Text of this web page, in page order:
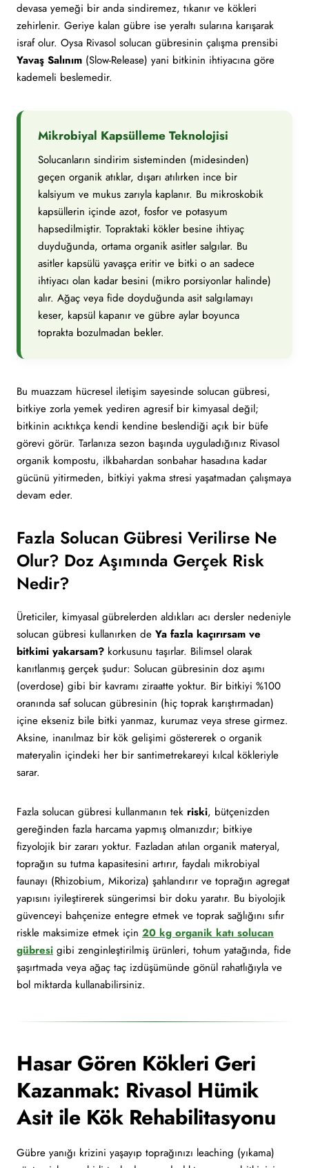
devasa yemeği bir anda sindiremez, tıkanır ve kökleri
zehirlenir. Geriye kalan gübre ise yeraltı sularına karışarak
israf olur. Oysa Rivasol solucan gübresinin çalışma prensibi
Yavaş Salınım (Slow-Release) yani bitkinin ihtiyacına göre
kademeli beslemedir.
Mikrobiyal Kapsülleme Teknolojisi
Solucanların sindirim sisteminden (midesinden)
geçen organik atıklar, dışarı atılırken ince bir
kalsiyum ve mukus zarıyla kaplanır. Bu mikroskobik
kapsüllerin içinde azot, fosfor ve potasyum
hapsedilmiştir. Topraktaki kökler besine ihtiyaç
duyduğunda, ortama organik asitler salgılar. Bu
asitler kapsülü yavaşça eritir ve bitki o an sadece
ihtiyacı olan kadar besini (mikro porsiyonlar halinde)
alır. Ağaç veya fide doyduğunda asit salgılamayı
keser, kapsül kapanır ve gübre aylar boyunca
toprakta bozulmadan bekler.
Bu muazzam hücresel iletişim sayesinde solucan gübresi,
bitkiye zorla yemek yediren agresif bir kimyasal değil;
bitkinin acıktıkça kendi kendine beslendiği açık bir büfe
görevi görür. Tarlanıza sezon başında uyguladığınız Rivasol
organik kompostu, ilkbahardan sonbahar hasadına kadar
gücünü yitirmeden, bitkiyi yakma stresi yaşatmadan çalışmaya
devam eder.
Fazla Solucan Gübresi Verilirse Ne
Olur? Doz Aşımında Gerçek Risk
Nedir?
Üreticiler, kimyasal gübrelerden aldıkları acı dersler nedeniyle
solucan gübresi kullanırken de Ya fazla kaçırırsam ve
bitkimi yakarsam? korkusunu taşırlar. Bilimsel olarak
kanıtlanmış gerçek şudur: Solucan gübresinin doz aşımı
(overdose) gibi bir kavramı ziraatte yoktur. Bir bitkiyi %100
oranında saf solucan gübresinin (hiç toprak karıştırmadan)
içine ekseniz bile bitki yanmaz, kurumaz veya strese girmez.
Aksine, inanılmaz bir kök gelişimi göstererek o organik
materyalin içindeki her bir santimetrekareyi kılcal kökleriyle
sarar.
Fazla solucan gübresi kullanmanın tek riski, bütçenizden
gereğinden fazla harcama yapmış olmanızdır; bitkiye
fizyolojik bir zararı yoktur. Fazladan atılan organik materyal,
toprağın su tutma kapasitesini artırır, faydalı mikrobiyal
faunayı (Rhizobium, Mikoriza) şahlandırır ve toprağın agregat
yapısını iyileştirerek süngerimsi bir doku yaratır. Bu biyolojik
güvenceyi bahçenize entegre etmek ve toprak sağlığını sıfır
riskle maksimize etmek için 20 kg organik katı solucan
gübresi gibi zenginleştirilmiş ürünleri, tohum yatağında, fide
şaşırtmada veya ağaç taç izdüşümünde gönül rahatlığıyla ve
bol miktarda kullanabilirsiniz.
Hasar Gören Kökleri Geri
Kazanmak: Rivasol Hümik
Asit ile Kök Rehabilitasyonu
Gübre yanığı krizini yaşayıp toprağınızı leaching (yıkama)